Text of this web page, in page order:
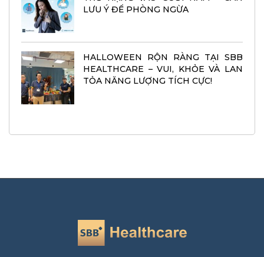
LƯU Ý ĐỂ PHÒNG NGỪA
HALLOWEEN RỘN RÀNG TẠI SBB
HEALTHCARE – VUI, KHỎE VÀ LAN
TỎA NĂNG LƯỢNG TÍCH CỰC!